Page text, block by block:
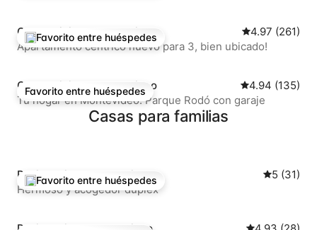
De los mejores en Favorito entre huéspedes
Favorito entre huéspedes
Condominio en Montevideo Calificación
4.97 (261)
Apartamento céntrico nuevo para 3, bien ubicado!
Favorito entre huéspedes
Favorito entre huéspedes
Condominio en Montevideo Calificación
4.94 (135)
Tu hogar en Montevideo: Parque Rodó con garaje
Casas para familias
De los mejores en Favorito entre huéspedes
Favorito entre huéspedes
Residencia en Montevideo
5 (31)
Hermoso y acogedor dúplex